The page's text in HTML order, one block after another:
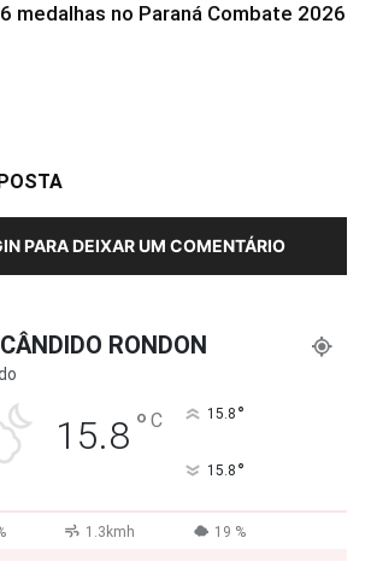
medalhas no Paraná Combate 2026
PARA DEIXAR UM COMENTÁRIO
RONDON
15.8 ° C 15.8 °
15.8 °
1.3kmh 19 %